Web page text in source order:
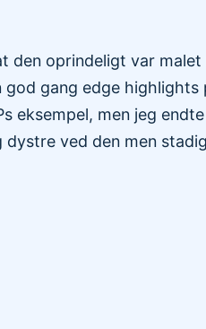
den oprindeligt var
gang edge
eksempel, men jeg
ved den men